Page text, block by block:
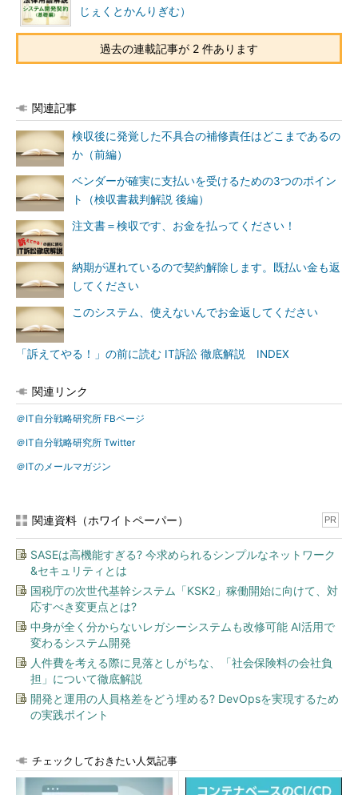
じぇくとかんりぎむ）
過去の連載記事が 2 件あります
関連記事
検収後に発覚した不具合の補修責任はどこまであるの
か（前編）
ベンダーが確実に支払いを受けるための3つのポイン
ト（検収書裁判解説 後編）
注文書＝検収です、お金を払ってください！
納期が遅れているので契約解除します。既払い金も返
してください
このシステム、使えないんでお金返してください
「訴えてやる！」の前に読む IT訴訟 徹底解説 INDEX
関連リンク
＠IT自分戦略研究所 FBページ
＠IT自分戦略研究所 Twitter
＠ITのメールマガジン
関連資料（ホワイトペーパー） PR
SASEは高機能すぎる? 今求められるシンプルなネットワーク
&セキュリティとは
国税庁の次世代基幹システム「KSK2」稼働開始に向けて、対
応すべき変更点とは?
中身が全く分からないレガシーシステムも改修可能 AI活用で
変わるシステム開発
人件費を考える際に見落としがちな、「社会保険料の会社負
担」について徹底解説
開発と運用の人員格差をどう埋める? DevOpsを実現するため
の実践ポイント
チェックしておきたい人気記事